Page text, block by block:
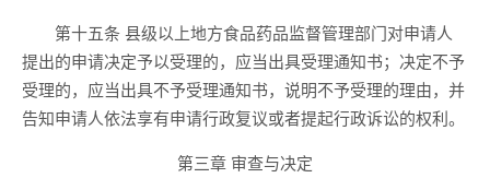
第十五条 县级以上地方食品药品监督管理部门对申请人
提出的申请决定予以受理的，应当出具受理通知书；决定不予
受理的，应当出具不予受理通知书，说明不予受理的理由，并
告知申请人依法享有申请行政复议或者提起行政诉讼的权利。
第三章 审查与决定